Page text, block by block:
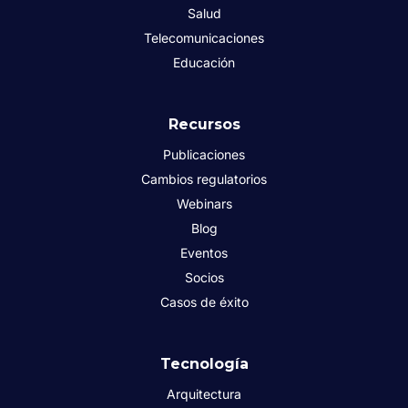
Salud
Telecomunicaciones
Educación
Recursos
Publicaciones
Cambios regulatorios
Webinars
Blog
Eventos
Socios
Casos de éxito
Tecnología
Arquitectura